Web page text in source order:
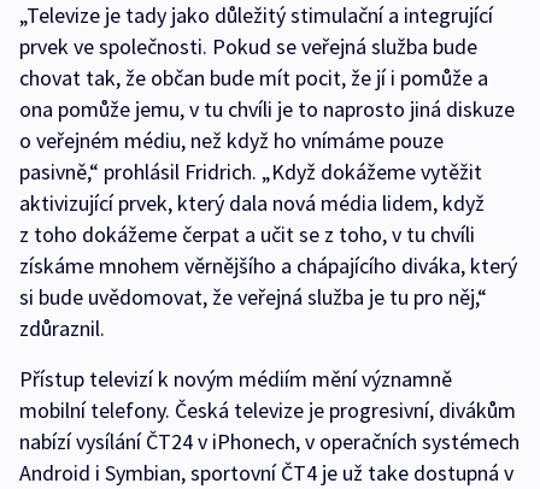
„Televize je tady jako důležitý stimulační a integrující
prvek ve společnosti. Pokud se veřejná služba bude
chovat tak, že občan bude mít pocit, že jí i pomůže a
ona pomůže jemu, v tu chvíli je to naprosto jiná diskuze
o veřejném médiu, než když ho vnímáme pouze
pasivně,“ prohlásil Fridrich. „Když dokážeme vytěžit
aktivizující prvek, který dala nová média lidem, když
z toho dokážeme čerpat a učit se z toho, v tu chvíli
získáme mnohem věrnějšího a chápajícího diváka, který
si bude uvědomovat, že veřejná služba je tu pro něj,“
zdůraznil.
Přístup televizí k novým médiím mění významně
mobilní telefony. Česká televize je progresivní, divákům
nabízí vysílání ČT24 v iPhonech, v operačních systémech
Android i Symbian, sportovní ČT4 je už take dostupná v